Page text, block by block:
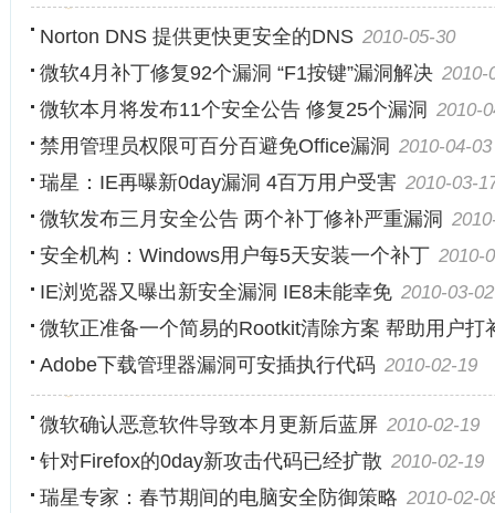
Norton DNS 提供更快更安全的DNS 2010-05-30
微软4月补丁修复92个漏洞 “F1按键”漏洞解决 2010-
微软本月将发布11个安全公告 修复25个漏洞 2010-
禁用管理员权限可百分百避免Office漏洞 2010-04-03
瑞星：IE再曝新0day漏洞 4百万用户受害 2010-03-
微软发布三月安全公告 两个补丁修补严重漏洞
安全机构：Windows用户每5天安装一个补丁 2010-
IE浏览器又曝出新安全漏洞 IE8未能幸免 2010-03-02
微软正准备一个简易的Rootkit清除方案 帮助用户打
Adobe下载管理器漏洞可安插执行代码 2010-02-19
微软确认恶意软件导致本月更新后蓝屏 2010-02-19
针对Firefox的0day新攻击代码已经扩散 2010-02-19
瑞星专家：春节期间的电脑安全防御策略 2010-02-